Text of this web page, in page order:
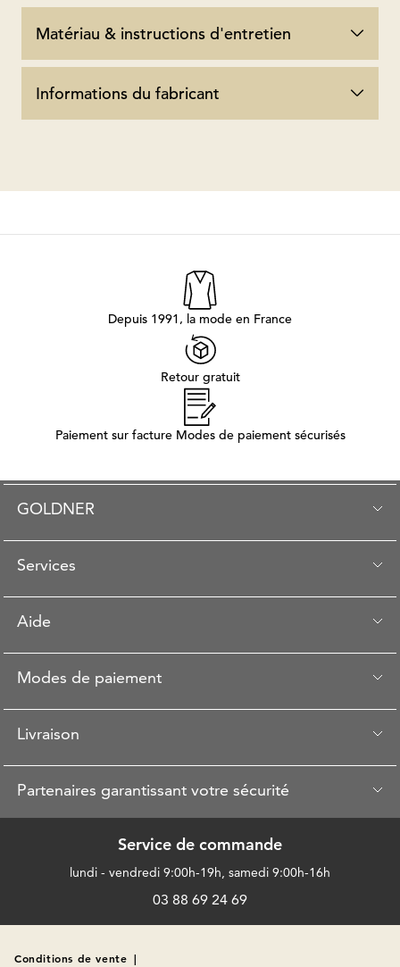
Matériau & instructions d'entretien
Informations du fabricant
Depuis 1991, la mode en France
Retour gratuit
Paiement sur facture Modes de paiement sécurisés
GOLDNER
Services
Aide
Modes de paiement
Livraison
Partenaires garantissant votre sécurité
Service de commande
lundi - vendredi 9:00h-19h, samedi 9:00h-16h
03 88 69 24 69
Conditions de vente |